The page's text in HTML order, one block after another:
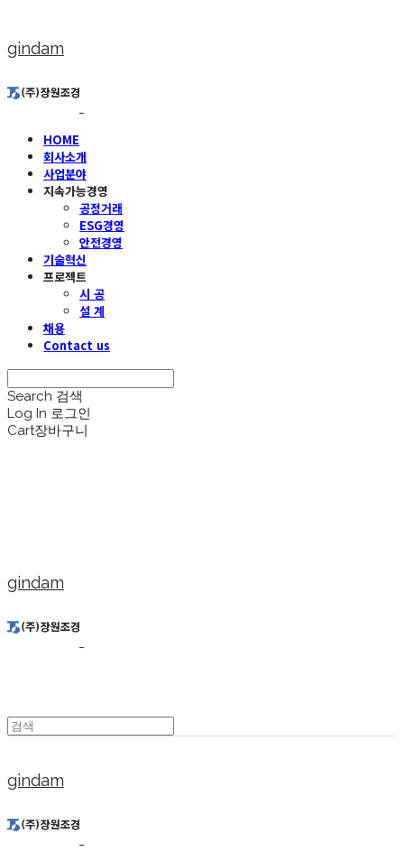
gindam
HOME
회사소개
사업분야
지속가능경영
공정거래
ESG경영
안전경영
기술혁신
프로젝트
시 공
설 계
채용
Contact us
Search 검색
Log In 로그인
Cart장바구니
gindam
gindam